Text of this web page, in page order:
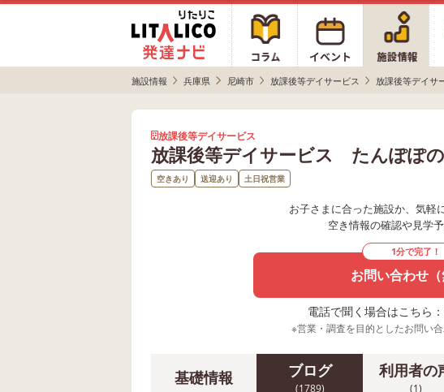
施設情報 兵庫県 尼崎市 放課後等デイサービス 放課後等デイ
放課後等デイサービス
放課後等デイサービス たんぽぽ
空きあり 送迎あり 土日祝営業
お子さまに合った施設か、気軽
空き情報の確認や見学
1分で完了！
お問い合わせ（
電話で聞く場合はこちら
※営業・調査を目的としたお問い
基礎情報 ブログ
(1789)
利用者の
(1)